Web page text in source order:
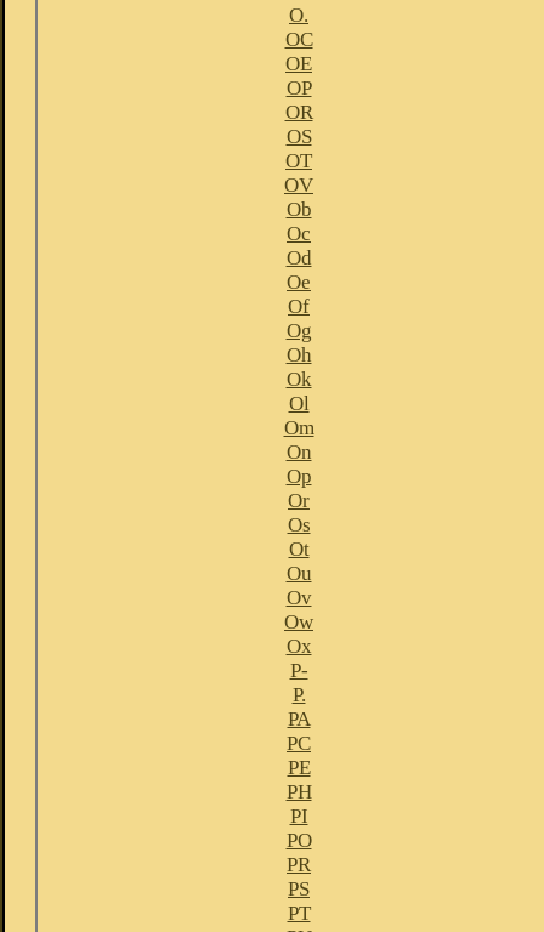
O.
OC
OE
OP
OR
OS
OT
OV
Ob
Oc
Od
Oe
Of
Og
Oh
Ok
Ol
Om
On
Op
Or
Os
Ot
Ou
Ov
Ow
Ox
P-
P.
PA
PC
PE
PH
PI
PO
PR
PS
PT